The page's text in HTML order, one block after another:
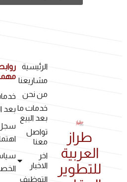
طراز
العربية
للتطوير
بعد
الرئيسية
مشاريعنا
من نحن
خدمات ما
بعد البيع
تواصل
معنا
اخر
الاخبار
التوظيف